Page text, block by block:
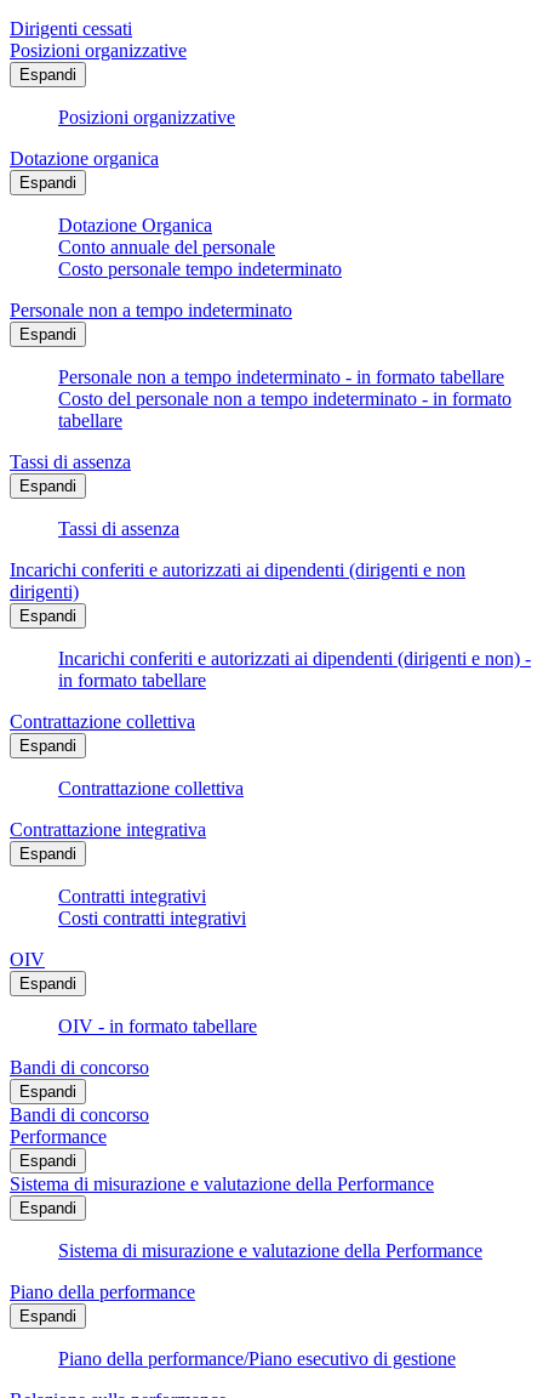
Dirigenti cessati
Posizioni organizzative
Espandi
Posizioni organizzative
Dotazione organica
Espandi
Dotazione Organica
Conto annuale del personale
Costo personale tempo indeterminato
Personale non a tempo indeterminato
Espandi
Personale non a tempo indeterminato - in formato tabellare
Costo del personale non a tempo indeterminato - in formato
tabellare
Tassi di assenza
Espandi
Tassi di assenza
Incarichi conferiti e autorizzati ai dipendenti (dirigenti e non
dirigenti)
Espandi
Incarichi conferiti e autorizzati ai dipendenti (dirigenti e non) -
in formato tabellare
Contrattazione collettiva
Espandi
Contrattazione collettiva
Contrattazione integrativa
Espandi
Contratti integrativi
Costi contratti integrativi
OIV
Espandi
OIV - in formato tabellare
Bandi di concorso
Espandi
Bandi di concorso
Performance
Espandi
Sistema di misurazione e valutazione della Performance
Espandi
Sistema di misurazione e valutazione della Performance
Piano della performance
Espandi
Piano della performance/Piano esecutivo di gestione